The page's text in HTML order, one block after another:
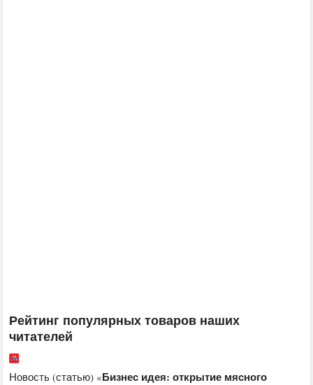
Рейтинг популярных товаров наших
читателей
Новость (статью) «Бизнес идея: открытие мясного